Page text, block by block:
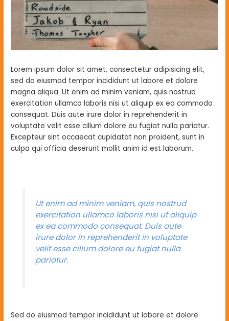
Lorem ipsum dolor sit amet, consectetur adipisicing elit,
sed do eiusmod tempor incididunt ut labore et dolore
magna aliqua. Ut enim ad minim veniam, quis nostrud
exercitation ullamco laboris nisi ut aliquip ex ea commodo
consequat. Duis aute irure dolor in reprehenderit in
voluptate velit esse cillum dolore eu fugiat nulla pariatur.
Excepteur sint occaecat cupidatat non proident, sunt in
culpa qui officia deserunt mollit anim id est laborum.
Ut enim ad minim veniam, quis nostrud
exercitation ullamco laboris nisi ut aliquip
ex ea commodo consequat. Duis aute
irure dolor in reprehenderit in voluptate
velit esse cillum dolore eu fugiat nulla
pariatur.
Sed do eiusmod tempor incididunt ut labore et dolore